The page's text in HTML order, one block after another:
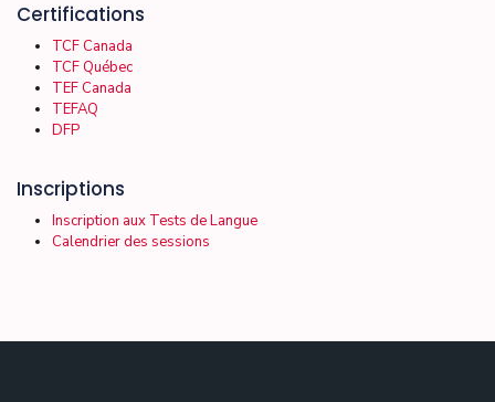
Certifications
TCF Canada
TCF Québec
TEF Canada
TEFAQ
DFP
Inscriptions
Inscription aux Tests de Langue
Calendrier des sessions